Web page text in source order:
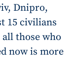
Dnipro,
15 civilians
those who
now is more